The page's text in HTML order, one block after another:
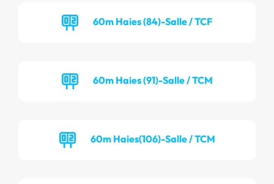
60m Haies (84)-Salle / TCF
60m Haies (91)-Salle / TCM
60m Haies(106)-Salle / TCM